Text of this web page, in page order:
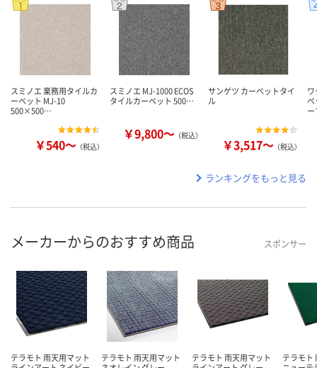
スミノエ 業務用タイルカ
ーペット MJ-10
500×500…
￥540～ （税込）
スミノエ MJ-1000 ECOS
タイルカーペット 500…
￥9,800～ （税込）
サンゲツ カーペットタイ
ル
￥3,517～ （税込）
ペ
ランキングをもっと見る
メーカーからのおすすめ商品 スポンサー
テラモト 雨天用マット
テラモト 雨天用マット
テラモト 雨天用マット
テラモト